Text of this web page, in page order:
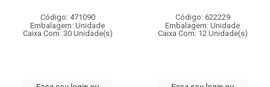
Código: 471090
Embalagem: Unidade
Caixa Com: 30 Unidade(s)
Código: 622229
Embalagem: Unidade
Caixa Com: 12 Unidade(s)